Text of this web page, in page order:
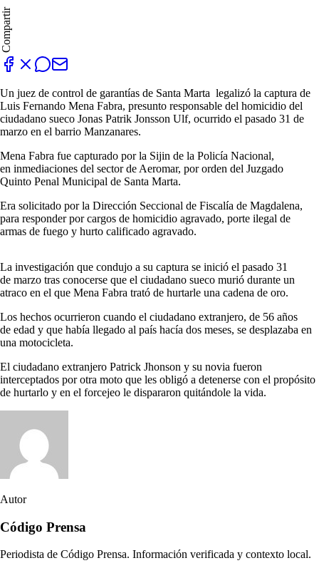
Compartir
Un juez de control de garantías de Santa Marta legalizó la captura de
Luis Fernando Mena Fabra, presunto responsable del homicidio del
ciudadano sueco Jonas Patrik Jonsson Ulf, ocurrido el pasado 31 de
marzo en el barrio Manzanares.
Mena Fabra fue capturado por la Sijin de la Policía Nacional,
en inmediaciones del sector de Aeromar, por orden del Juzgado
Quinto Penal Municipal de Santa Marta.
Era solicitado por la Dirección Seccional de Fiscalía de Magdalena,
para responder por cargos de homicidio agravado, porte ilegal de
armas de fuego y hurto calificado agravado.
La investigación que condujo a su captura se inició el pasado 31
de marzo tras conocerse que el ciudadano sueco murió durante un
atraco en el que Mena Fabra trató de hurtarle una cadena de oro.
Los hechos ocurrieron cuando el ciudadano extranjero, de 56 años
de edad y que había llegado al país hacía dos meses, se desplazaba en
una motocicleta.
El ciudadano extranjero Patrick Jhonson y su novia fueron
interceptados por otra moto que les obligó a detenerse con el propósito
de hurtarlo y en el forcejeo le dispararon quitándole la vida.
Autor
Código Prensa
Periodista de Código Prensa. Información verificada y contexto local.